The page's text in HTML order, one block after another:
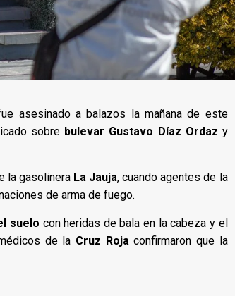
asesinado a balazos la mañana de este
sobre bulevar Gustavo Díaz Ordaz y
la gasolinera La Jauja, cuando agentes de la
de arma de fuego.
suelo con heridas de bala en la cabeza y el
de la Cruz Rojaconfirmaron que la